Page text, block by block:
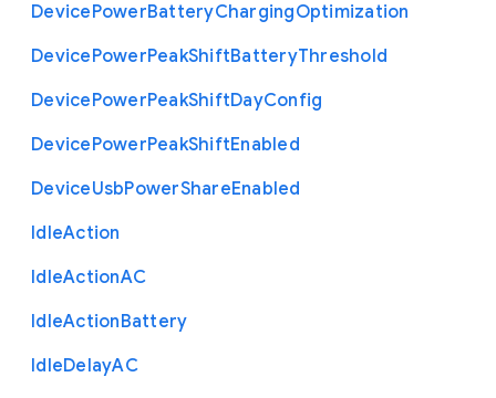
DevicePowerBatteryChargingOptimization
DevicePowerPeakShiftBatteryThreshold
DevicePowerPeakShiftDayConfig
DevicePowerPeakShiftEnabled
DeviceUsbPowerShareEnabled
IdleAction
IdleActionAC
IdleActionBattery
IdleDelayAC